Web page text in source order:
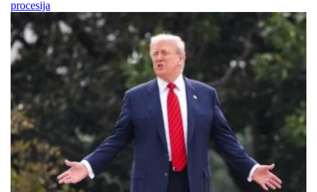
procesija